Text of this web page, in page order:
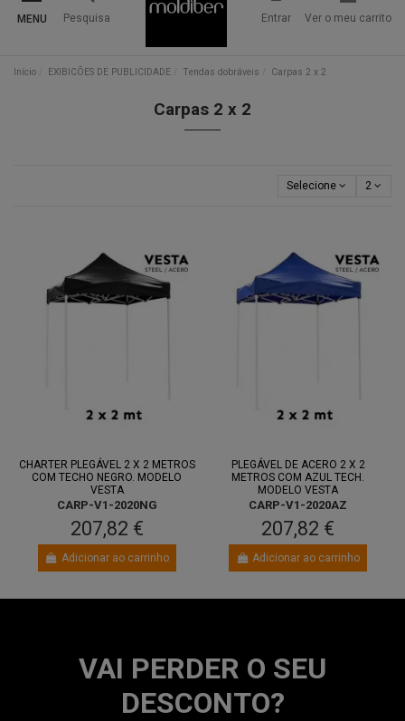
MENU Pesquisa Entrar Ver o meu carrito
Início EXIBICÕES DE PUBLICIDADE Tendas dobráveis Carpas 2 x 2
Carpas 2 x 2
Selecione 2
CHARTER PLEGÁVEL 2 X 2 METROS
COM TECHO NEGRO. MODELO
VESTA
CARP-V1-2020NG
207,82 €
Adicionar ao carrinho
PLEGÁVEL DE ACERO 2 X 2
METROS COM AZUL TECH.
MODELO VESTA
CARP-V1-2020AZ
207,82 €
Adicionar ao carrinho
VAI PERDER O SEU
DESCONTO?